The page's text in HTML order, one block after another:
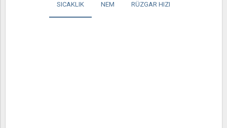
SICAKLIK NEM RÜZGAR HIZI